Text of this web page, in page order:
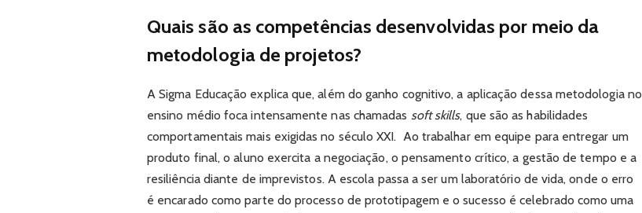
Quais são as competências desenvolvidas por meio da
metodologia de projetos?
A Sigma Educação explica que, além do ganho cognitivo, a aplicação dessa metodologia no
ensino médio foca intensamente nas chamadas soft skills, que são as habilidades
comportamentais mais exigidas no século XXI. Ao trabalhar em equipe para entregar um
produto final, o aluno exercita a negociação, o pensamento crítico, a gestão de tempo e a
resiliência diante de imprevistos. A escola passa a ser um laboratório de vida, onde o erro
é encarado como parte do processo de prototipagem e o sucesso é celebrado como uma